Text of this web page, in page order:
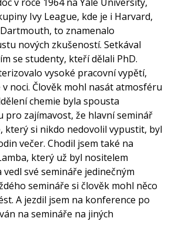
Ivy League, kde je i Harvard,
to znamenalo
nových zkušeností. Setkával
se studenty, kteří dělali PhD.
vysoké pracovní vypětí,
v noci. Člověk mohl nasát atmosféru
chemie byla spousta
pro zajímavost, že hlavní seminář
který si nikdo nedovolil vypustit, byl
večer. Chodil jsem také na
který už byl nositelem
vedl své semináře jedinečným
semináře si člověk mohl něco
A jezdil jsem na konference po
na semináře na jiných